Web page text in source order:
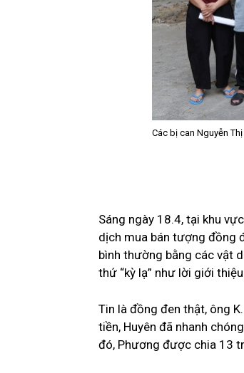
Các bị can Nguyễn
Sáng ngày 18.4, tại khu
dịch mua bán tượng đồng
bình thường bằng các vật
thứ “kỳ lạ” như lời giới
Tin là đồng đen thật, ông
tiền, Huyên đã nhanh
đó, Phương được chia 13